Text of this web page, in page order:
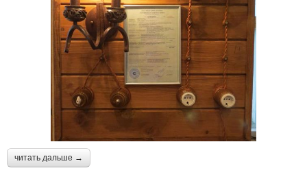
читать дальше →